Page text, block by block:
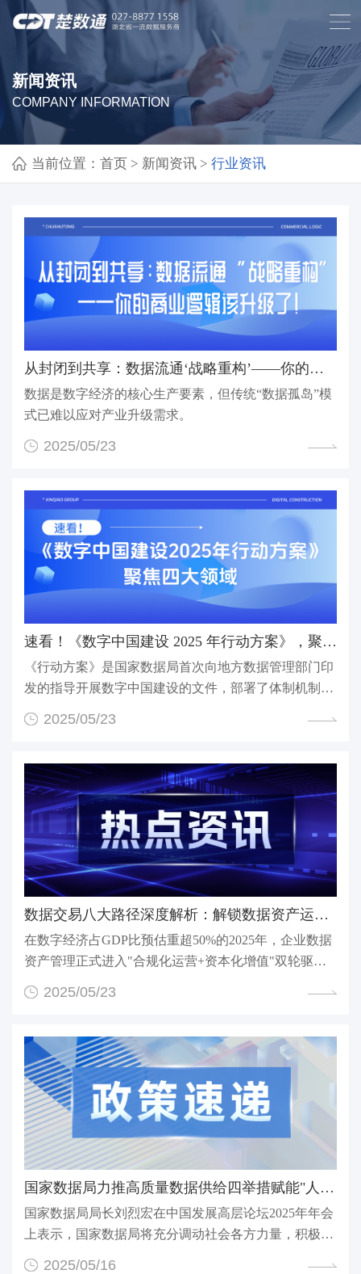
新闻资讯
COMPANY INFORMATION
当前位置： 首页> 新闻资讯> 行业资讯
从封闭到共享：数据流通‘战略重构’——你的商业逻辑...
数据是数字经济的核心生产要素，但传统“数据孤岛”模
式已难以应对产业升级需求。
2025/05/23
速看！《数字中国建设 2025 年行动方案》，聚焦四大领...
《行动方案》是国家数据局首次向地方数据管理部门印
发的指导开展数字中国建设的文件，部署了体制机制创
2025/05/23
数据交易八大路径深度解析：解锁数据资产运营新范式
在数字经济占GDP比预估重超50%的2025年，企业数据
资产管理正式进入"合规化运营+资本化增值"双轮驱动
2025/05/23
国家数据局力推高质量数据供给四举措赋能"人工智能+"战...
国家数据局局长刘烈宏在中国发展高层论坛2025年年会
上表示，国家数据局将充分调动社会各方力量，积极推
2025/05/16